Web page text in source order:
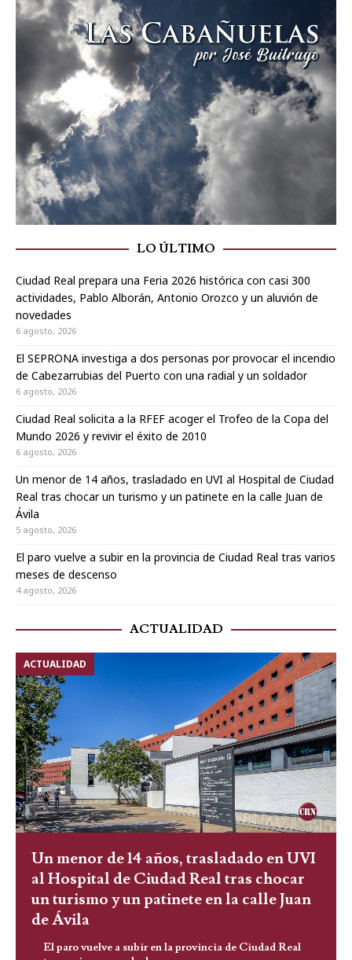
LO ÚLTIMO
Ciudad Real prepara una Feria 2026 histórica con casi 300
actividades, Pablo Alborán, Antonio Orozco y un aluvión de
novedades
6 agosto, 2026
El SEPRONA investiga a dos personas por provocar el incendio
de Cabezarrubias del Puerto con una radial y un soldador
6 agosto, 2026
Ciudad Real solicita a la RFEF acoger el Trofeo de la Copa del
Mundo 2026 y revivir el éxito de 2010
6 agosto, 2026
Un menor de 14 años, trasladado en UVI al Hospital de Ciudad
Real tras chocar un turismo y un patinete en la calle Juan de
Ávila
5 agosto, 2026
El paro vuelve a subir en la provincia de Ciudad Real tras varios
meses de descenso
4 agosto, 2026
ACTUALIDAD
ACTUALIDAD
Un menor de 14 años, trasladado en UVI
al Hospital de Ciudad Real tras chocar
un turismo y un patinete en la calle Juan
de Ávila
El paro vuelve a subir en la provincia de Ciudad Real